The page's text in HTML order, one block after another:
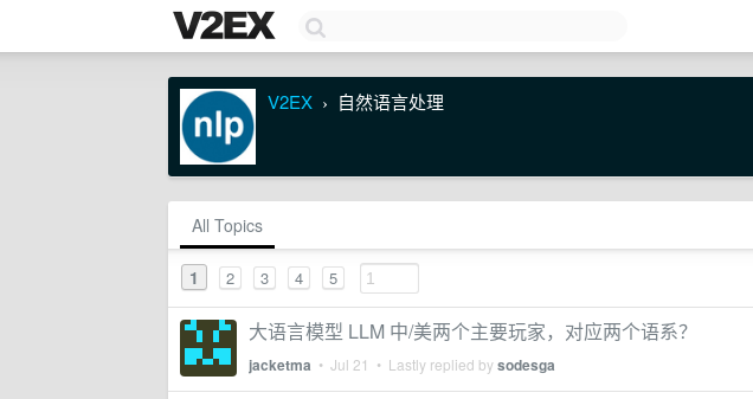
V2EX › 自然语言处理
All Topics
1 2 3 4 5
大语言模型 LLM 中/美两个主要玩家，对应两个语系？
jacketma • Jul 21 • Lastly replied bysodesga